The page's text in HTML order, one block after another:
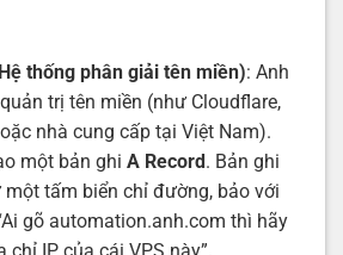
thống phân giải tên miền): Anh
trị tên miền (như Cloudflare,
nhà cung cấp tại Việt Nam).
một bản ghi A Record . Bản ghi
tấm biển chỉ đường, bảo với
gõ automation.anh.com thì hãy